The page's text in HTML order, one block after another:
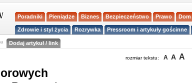
Poradniki Pieniądze Biznes Bezpieczeństwo Prawo Dom
Zdrowie i styl życia Rozrywka Pressroom i artykuły gościnne
Dodaj artykuł / link
rozmiar tekstu: A A A